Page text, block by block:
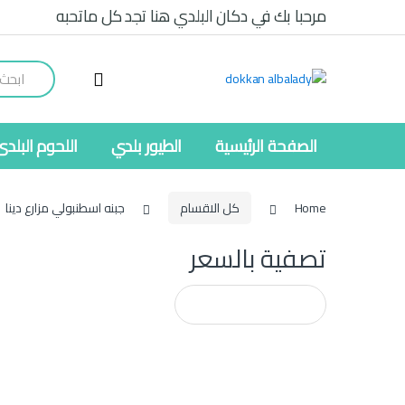
to
to
مرحبا بك في دكان البلدي هنا تجد كل ماتحبه
Search
for:
الصفحة الرئيسية الطيور بلدي اللحوم
Home كل الاقسام جبنه اسطنبولي مزارع دينا
تصفية بالسعر